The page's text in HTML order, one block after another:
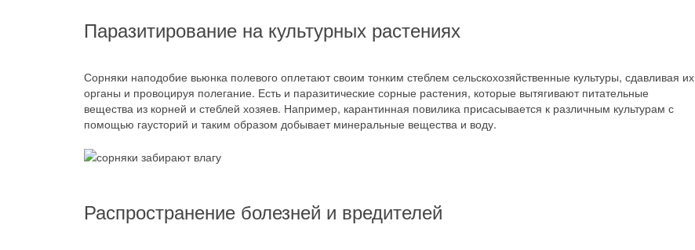
Паразитирование на культурных растениях
Сорняки наподобие вьюнка полевого оплетают своим тонким стеблем сельскохозяйственные культуры, сдавливая их
органы и провоцируя полегание. Есть и паразитические сорные растения, которые вытягивают питательные
вещества из корней и стеблей хозяев. Например, карантинная повилика присасывается к различным культурам с
помощью гаусторий и таким образом добывает минеральные вещества и воду.
Распространение болезней и вредителей